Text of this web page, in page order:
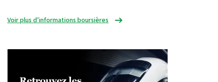
Voir plus d’informations boursières